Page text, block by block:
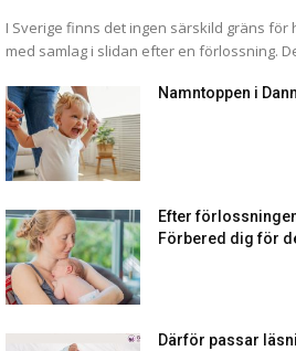
I Sverige finns det ingen särskild gräns för
med samlag i slidan efter en förlossning.
Namntoppen i
Efter
Förbered dig för
Därför passar